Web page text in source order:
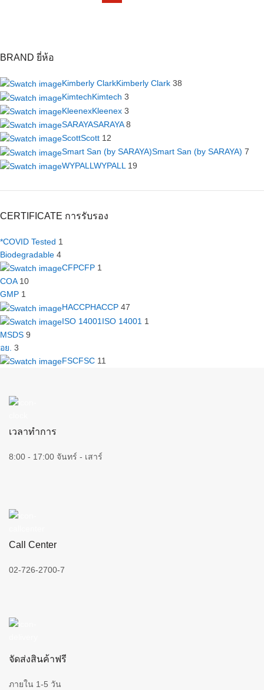
BRAND ยี่ห้อ
Kimberly ClarkKimberly Clark 38
KimtechKimtech 3
KleenexKleenex 3
SARAYASARAYA 8
ScottScott 12
Smart San (by SARAYA)Smart San (by SARAYA) 7
WYPALL WYPALL 19
CERTIFICATE การรับรอง
*COVID Tested 1
Biodegradable 4
CFPCFP 1
COA 10
GMP 1
HACCPHACCP 47
ISO 14001 ISO 14001 1
MSDS 9
อย. 3
FSCFSC 11
เวลาทำการ
8:00 - 17:00 จันทร์ - เสาร์
Call Center
02-726-2700-7
จัดส่งสินค้าฟรี
ภายใน 1-5 วัน